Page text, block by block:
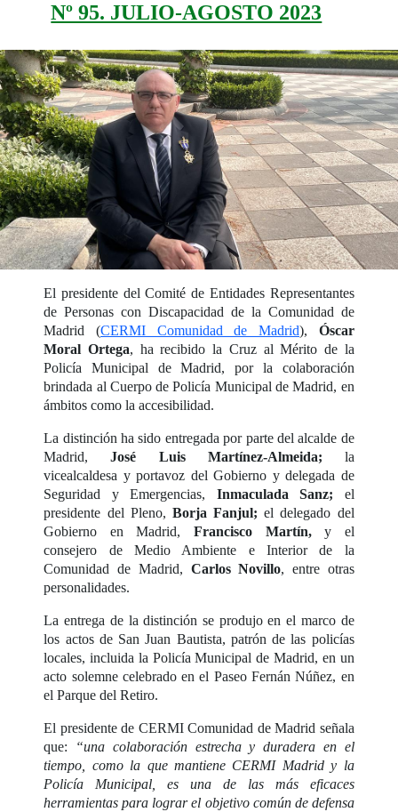
Nº 95. JULIO-AGOSTO 2023
El presidente del Comité de Entidades Representantes
de Personas con Discapacidad de la Comunidad de
Madrid (CERMI Comunidad de Madrid), Óscar
Moral Ortega, ha recibido la Cruz al Mérito de la
Policía Municipal de Madrid, por la colaboración
brindada al Cuerpo de Policía Municipal de Madrid, en
ámbitos como la accesibilidad.
La distinción ha sido entregada por parte del alcalde de
Madrid,José Luis Martínez-Almeida; la
vicealcaldesa y portavoz del Gobierno y delegada de
Seguridad y Emergencias, Inmaculada Sanz; el
presidente del Pleno, Borja Fanjul; el delegado del
Gobierno en Madrid, Francisco Martín,y el
consejero de Medio Ambiente e Interior de la
Comunidad de Madrid, Carlos Novillo, entre otras
personalidades.
La entrega de la distinción se produjo en el marco de
los actos de San Juan Bautista, patrón de las policías
locales, incluida la Policía Municipal de Madrid, en un
acto solemne celebrado en el Paseo Fernán Núñez, en
el Parque del Retiro.
El presidente de CERMI Comunidad de Madrid señala
que:
“una colaboración estrecha y duradera en el
tiempo, como la que mantiene CERMI Madrid y la
Policía Municipal, es una de las más eficaces
herramientas para lograr el objetivo común de defensa